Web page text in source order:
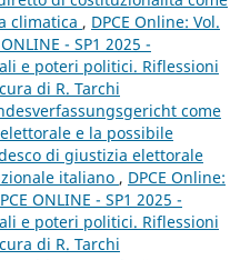
climatica , DPCE Online: Vol.
- SP1 2025 -
e poteri politici. Riflessioni
di R. Tarchi
come
e la possibile
di giustizia elettorale
italiano , DPCE Online:
ONLINE - SP1 2025 -
e poteri politici. Riflessioni
di R. Tarchi